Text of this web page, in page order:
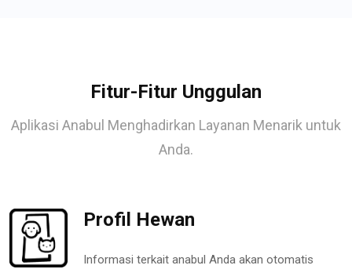
Fitur-Fitur Unggulan
Aplikasi Anabul Menghadirkan Layanan Menarik untuk
Anda.
Profil Hewan
Informasi terkait anabul Anda akan otomatis